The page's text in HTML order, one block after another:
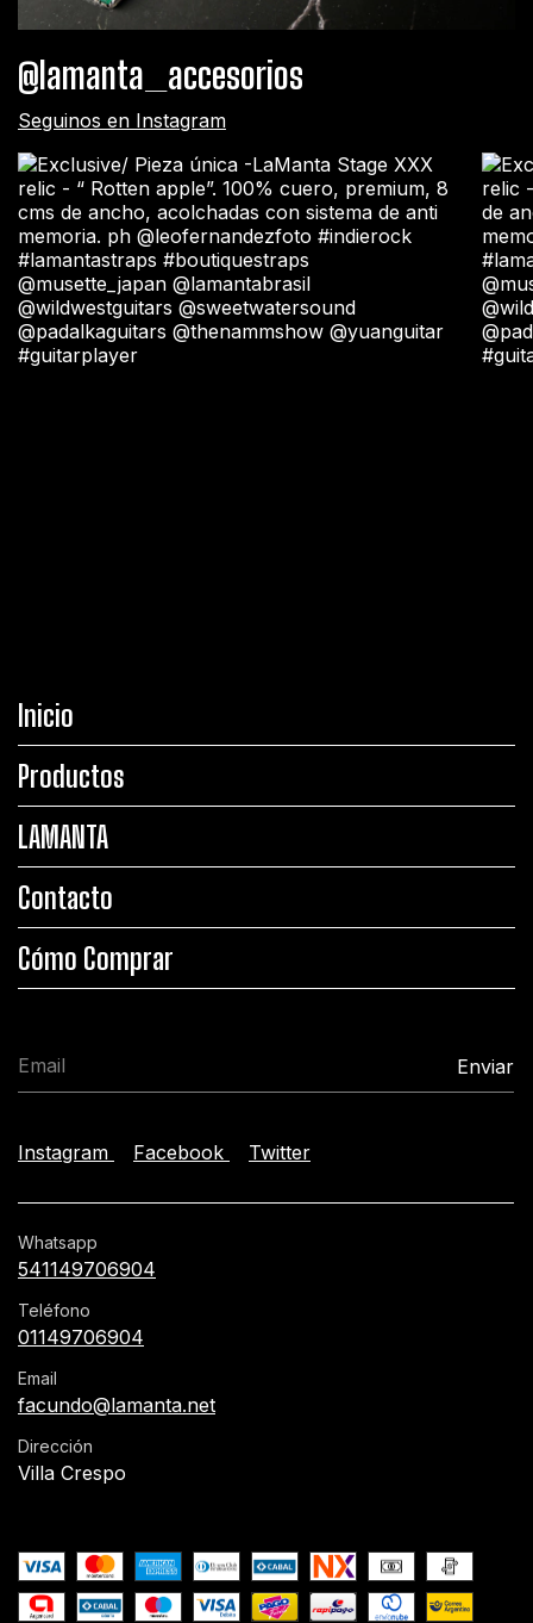
@lamanta_accesorios
Seguinos en Instagram
Inicio
Productos
LAMANTA
Contacto
Cómo Comprar
Instagram Facebook Twitter
Whatsapp
541149706904
Teléfono
01149706904
Email
facundo@lamanta.net
Dirección
Villa Crespo